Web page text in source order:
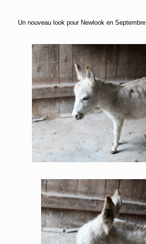
Un nouveau look pour Newlook en Septembre